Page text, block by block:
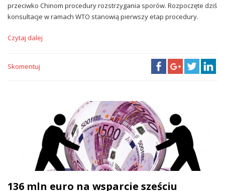
przeciwko Chinom procedury rozstrzygania sporów. Rozpoczęte dziś
konsultacje w ramach WTO stanowią pierwszy etap procedury.
Czytaj dalej
Skomentuj
136 mln euro na wsparcie sześciu